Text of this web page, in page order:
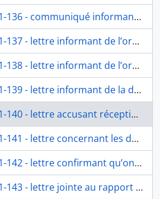
des caisses et demandant nécessaires pour le capitaine Gastaud, du premier domestique Jullien au secrétaire de l’Académie Alexis René Le Go, fol. 260-261
la somme destinée à faire les moulages pour l’École royale des beaux-arts à Paris, du banquier à Rome, Marino Torlonia à Ingres, fol. 262-263
la somme destinée à faire les formes de moulages pour l’École royale des beaux-arts à Paris, du banquier à Rome, Marino Torlonia à Ingres, fol. 264-265
de l’exécution, sous l’inspection du directeur de l’Académie, des huit tableaux de Raphaël pour l’École royale des beaux-arts, du ministre de l’Intérieur aux frères Balze, fol. 266-267
des recettes et dépenses de l’Académie pour l’exercice 1838, du ministre de l’Intérieur à Ingres, fol. 268-269
des copies des Stanze de Raphaël pour l’École royale des beaux-arts, du ministre de l’Intérieur à Ingres, fol. 270-271
peut accorder d’indemnité demandée pour l’architecte Clerget, du ministre de l’Intérieur à Ingres, fol. 272-273
de l’Académie sur les travaux des pensionnaires, du ministre de l’Intérieur à Ingres, fol. 274-275